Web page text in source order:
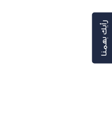
رأيك بهمنا